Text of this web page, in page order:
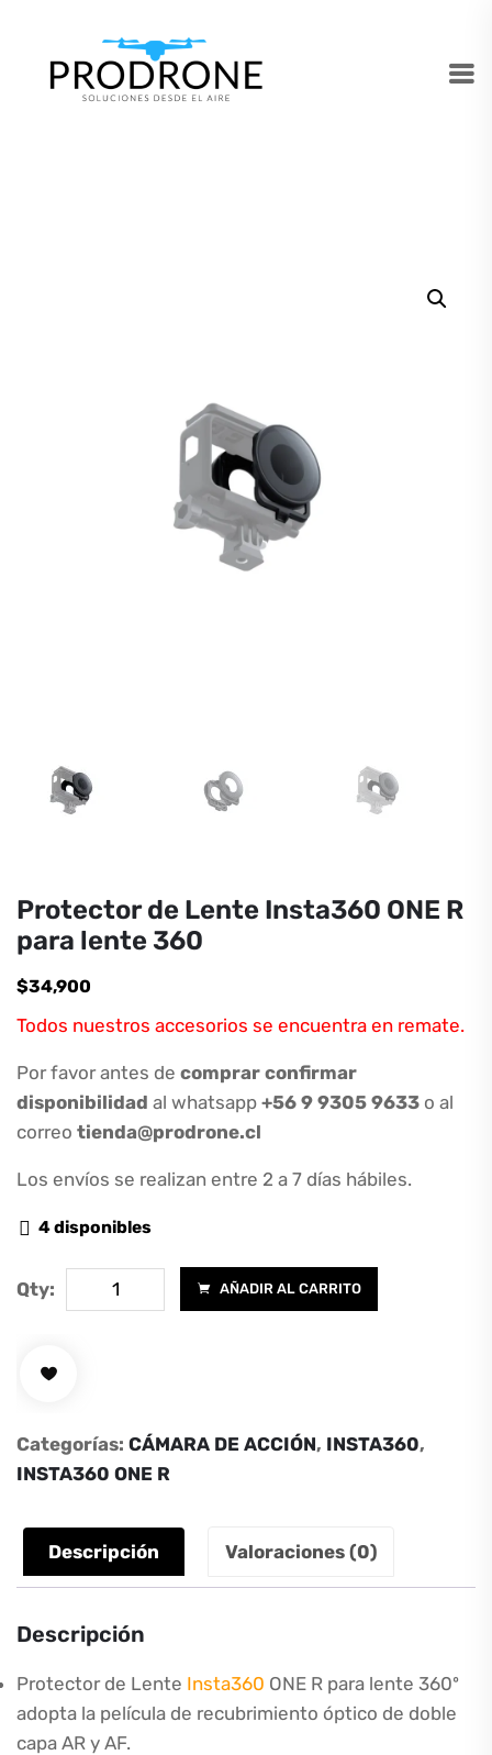
Protector de Lente Insta360 ONE R
para lente 360
$34,900
Todos nuestros accesorios se encuentra en remate.
Por favor antes de comprar confirmar
disponibilidad al whatsapp +56 9 9305 9633 o al
correo tienda@prodrone.cl
Los envíos se realizan entre 2 a 7 días hábiles.
4 disponibles
Qty: Protector
de
Insta360
para
lente
cantidad
AÑADIR AL CARRITO
Categorías: CÁMARA DE ACCIÓN, INSTA360,
INSTA360 ONE R
Descripción Valoraciones (0)
Descripción
Protector de Lente Insta360 ONE R para lente 360º
adopta la película de recubrimiento óptico de doble
capa AR y AF.